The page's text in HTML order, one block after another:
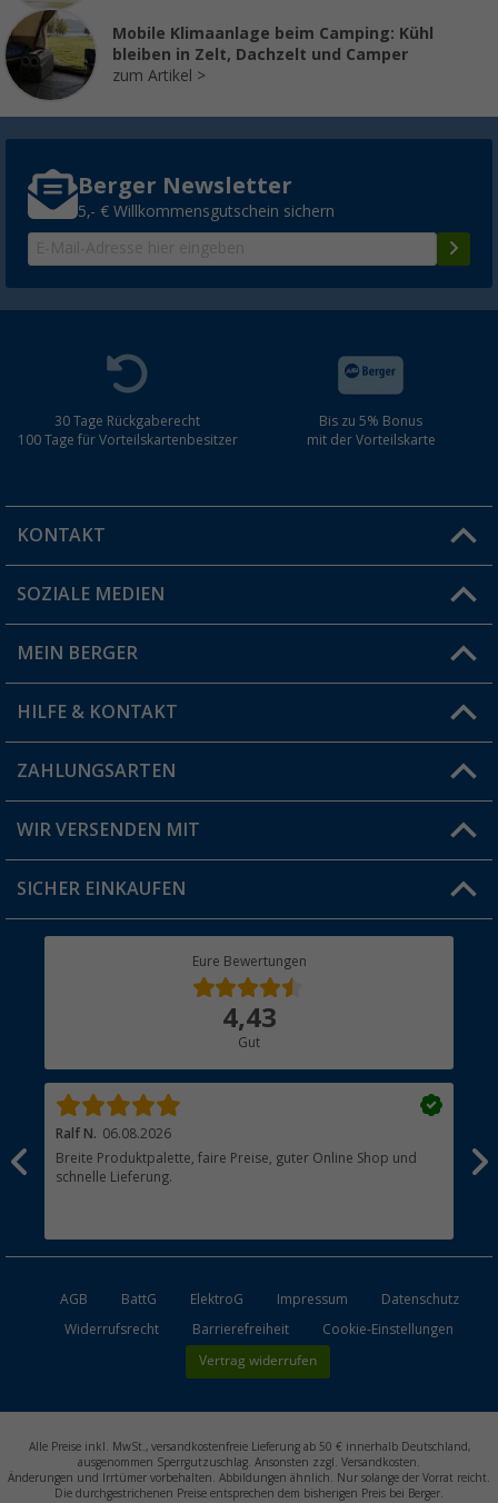
Mobile Klimaanlage beim Camping: Kühl
bleiben in Zelt, Dachzelt und Camper
zum Artikel
Berger Newsletter
5,- € Willkommensgutschein sichern
30 Tage Rückgaberecht
100 Tage für Vorteilskartenbesitzer
Bis zu 5% Bonus
mit der Vorteilskarte
KONTAKT
Du hast eine Frage?
Filiale finden
SOZIALE MEDIEN
MEIN BERGER
Vorteilskarte
Blog
Jobs & Karriere
HILFE & KONTAKT
FAQ & Kontakt
Versandinformationen
Rücksendung
ZAHLUNGSARTEN
WIR VERSENDEN MIT
SICHER EINKAUFEN
Eure Bewertungen
4,43
Gut
Ralf N. 06.08.2026
Breite Produktpalette, faire Preise, guter Online Shop und
schnelle Lieferung.
?
AGB BattG ElektroG Impressum
Datenschutz
Widerrufsrecht
Barrierefreiheit Cookie-Einstellungen
Vertrag widerrufen
Alle Preise inkl. MwSt., versandkostenfreie Lieferung ab 50 € innerhalb Deutschland,
ausgenommen Sperrgutzuschlag. Ansonsten zzgl. Versandkosten.
Änderungen und Irrtümer vorbehalten. Abbildungen ähnlich. Nur solange der Vorrat reicht.
Die durchgestrichenen Preise entsprechen dem bisherigen Preis bei Berger.